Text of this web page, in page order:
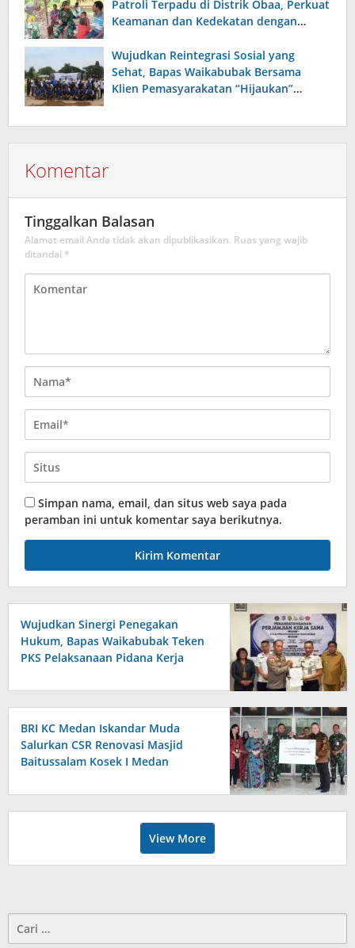
Patroli Terpadu di Distrik Obaa, Perkuat
Keamanan dan Kedekatan dengan
Wujudkan Reintegrasi Sosial yang
Sehat, Bapas Waikabubak Bersama
Klien Pemasyarakatan “Hijaukan”
Komentar
Tinggalkan Balasan
Alamat email Anda tidak akan dipublikasikan. Ruas yang wajib
ditandai *
Simpan nama, email, dan situs web saya pada
peramban ini untuk komentar saya berikutnya.
Wujudkan Sinergi Penegakan
Hukum, Bapas Waikabubak Teken
PKS Pelaksanaan Pidana Kerja
Sumba Timur
BRI KC Medan Iskandar Muda
Salurkan CSR Renovasi Masjid
Baitussalam Kosek I Medan
View More
untuk: